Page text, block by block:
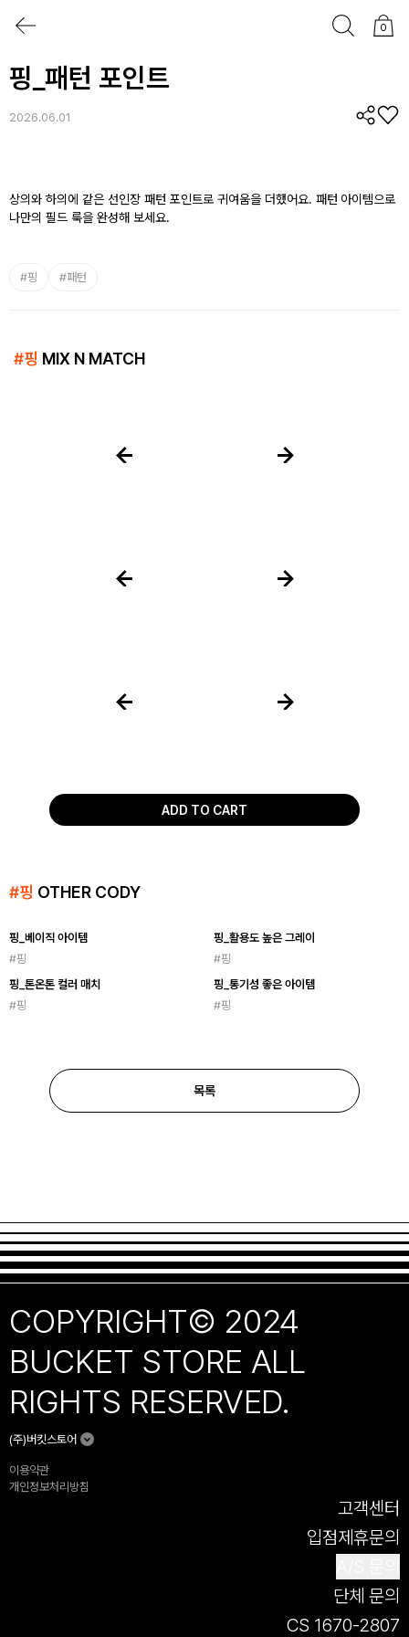
0
핑_패턴 포인트
2026.06.01
상의와 하의에 같은 선인장 패턴 포인트로 귀여움을 더했어요. 패턴 아이템으로
나만의 필드 룩을 완성해 보세요.
#핑 #패턴
#핑 MIX N MATCH
ADD TO CART
#핑 OTHER CODY
핑_베이직 아이템
#핑
핑_활용도 높은 그레이
#핑
핑_톤온톤 컬러 매치
#핑
핑_통기성 좋은 아이템
#핑
목록
COPYRIGHT© 2024
BUCKET STORE ALL
RIGHTS RESERVED.
(주)버킷스토어
이용약관
개인정보처리방침
고객센터
입점제휴문의
단체 문의
CS 1670-2807